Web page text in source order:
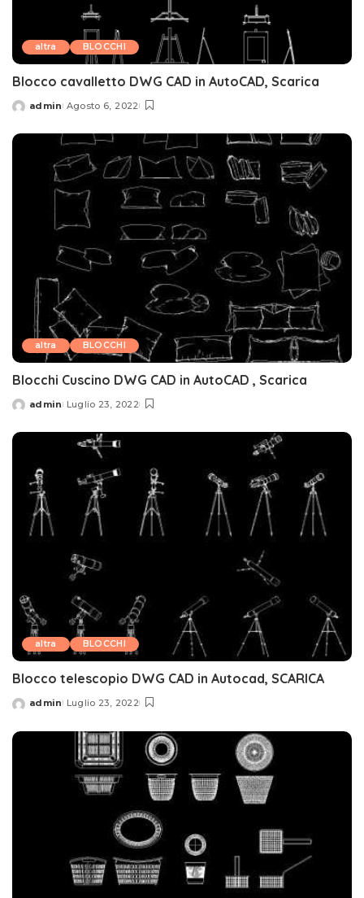
altra BLOCCHI
Blocco cavalletto DWG CAD in AutoCAD, Scarica
Posted
admin Agosto 6, 2022
altra BLOCCHI
Blocchi Cuscino DWG CAD in AutoCAD , Scarica
Posted
admin Luglio 23, 2022
altra BLOCCHI
Blocco telescopio DWG CAD in Autocad, SCARICA
Posted
admin Luglio 23, 2022